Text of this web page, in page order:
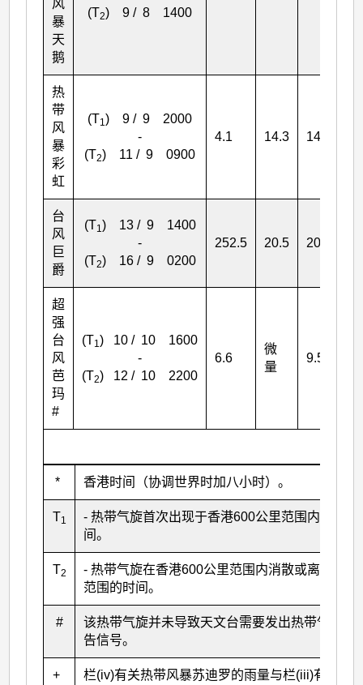
风
暴
天
鹅
(T2) 9 / 8 1400
热
带
风
暴
彩
虹
(T1) 9 / 9 2000
-
(T2) 11 / 9 0900
4.1 14.3 14.3
台
风
巨
爵
(T1) 13 / 9 1400
-
(T2) 16 / 9 0200
252.5 20.5 20.5
超
强
台
风
芭
玛
#
(T1) 10 / 10 1600
-
(T2) 12 / 10 2200
6.6
微
量
9.5
* 香港时间（协调世界时加八小时）。
T1
- 热带气旋首次出现于香港600公里范围内的时
间。
T2
- 热带气旋在香港600公里范围内消散或离开该
范围的时间。
#
该热带气旋并未导致天文台需要发出热带气旋警
告信号。
+
栏(iv)有关热带风暴苏迪罗的雨量与栏(iii)有关热